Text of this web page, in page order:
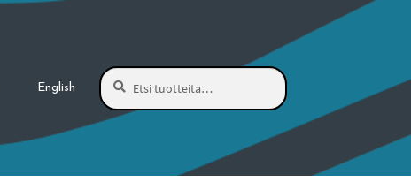
English
Etsi:
Haku